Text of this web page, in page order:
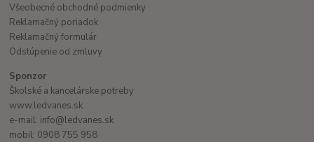
Všeobecné obchodné podmienky
Reklamačný poriadok
Reklamačný formulár
Odstúpenie od zmluvy
Sponzor
Školské a kancelárske potreby
www.ledvanes.sk
e-mail: info@ledvanes.sk
mobil: 0908 755 958